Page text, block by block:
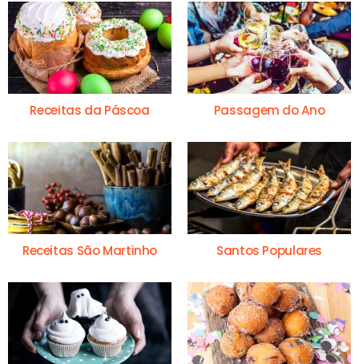
Receitas da Páscoa Passagem do Ano
Receitas São Martinho Santos Populares